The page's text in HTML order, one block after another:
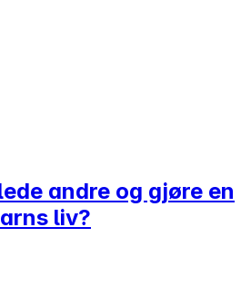
andre og gjøre en
liv?